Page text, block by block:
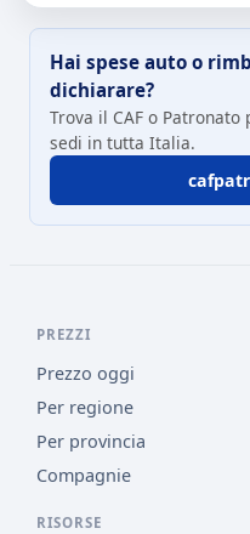
Hai spese auto o
dichiarare?
Trova il CAF o
sedi in tutta Italia.
PREZZI
Prezzo oggi
Per regione
Per provincia
Compagnie
RISORSE